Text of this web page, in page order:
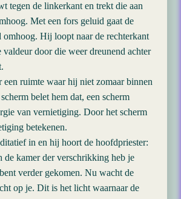
tegen de linkerkant en trekt die aan
Met een fors geluid gaat de
omhoog. Hij loopt naar de rechterkant
valdeur door die weer dreunend achter
een ruimte waar hij niet zomaar binnen
belet hem dat, een scherm
van vernietiging. Door het scherm
betekenen.
in en hij hoort de hoofdpriester:
de kamer der verschrikking heb je
verder gekomen. Nu wacht de
op je. Dit is het licht waarnaar de